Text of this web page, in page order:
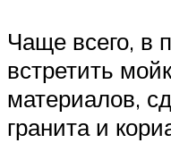
Чаще всего, в
встретить
материалов,
гранита и